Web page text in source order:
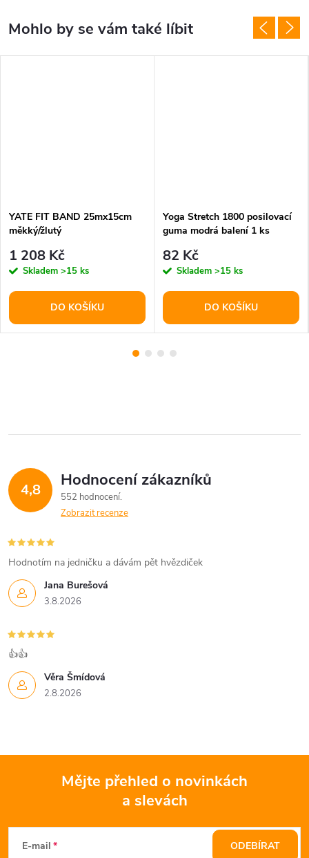
YATE FIT BAND 25mx15cm
měkký/žlutý
1 208 Kč
Skladem >15 ks
DO KOŠÍKU
Yoga Stretch 1800 posilovací
guma modrá balení 1 ks
82 Kč
Skladem >15 ks
DO KOŠÍKU
4,8 Hodnocení zákazníků
552 hodnocení
Zobrazit recenze
Jana Burešová
3.8.2026
Hodnotím na jedničku a dávám pět hvězdiček
Věra Šmídová
2.8.2026
👍👍
Mějte přehled o novinkách
a slevách
E-mail ODEBÍRAT